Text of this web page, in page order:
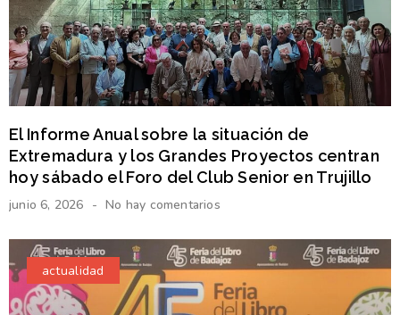
El Informe Anual sobre la situación de
Extremadura y los Grandes Proyectos centran
hoy sábado el Foro del Club Senior en Trujillo
junio 6, 2026 No hay comentarios
actualidad